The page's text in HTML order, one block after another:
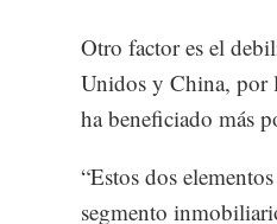
Otro factor es el
Unidos y China, por
ha beneficiado más
“Estos dos
segmento